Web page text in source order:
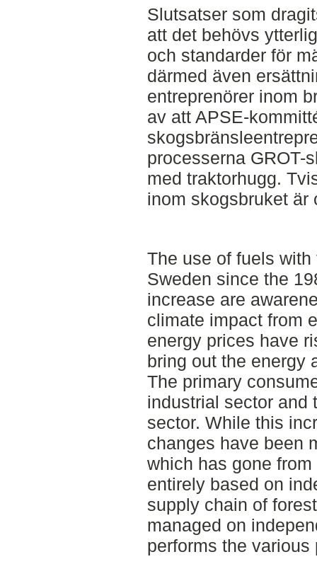
Slutsatser som
att det behövs
och standarder för
därmed även
entreprenörer inom
av att APSE-
processerna GROT-
med traktorhugg.
inom skogsbruket är
The use of fuels
Sweden since the
increase are
climate impact from
energy prices have
bring out the energy
The primary
industrial sector and
sector. While this
changes have been
which has gone
entirely based on
supply chain of
managed on
performs the